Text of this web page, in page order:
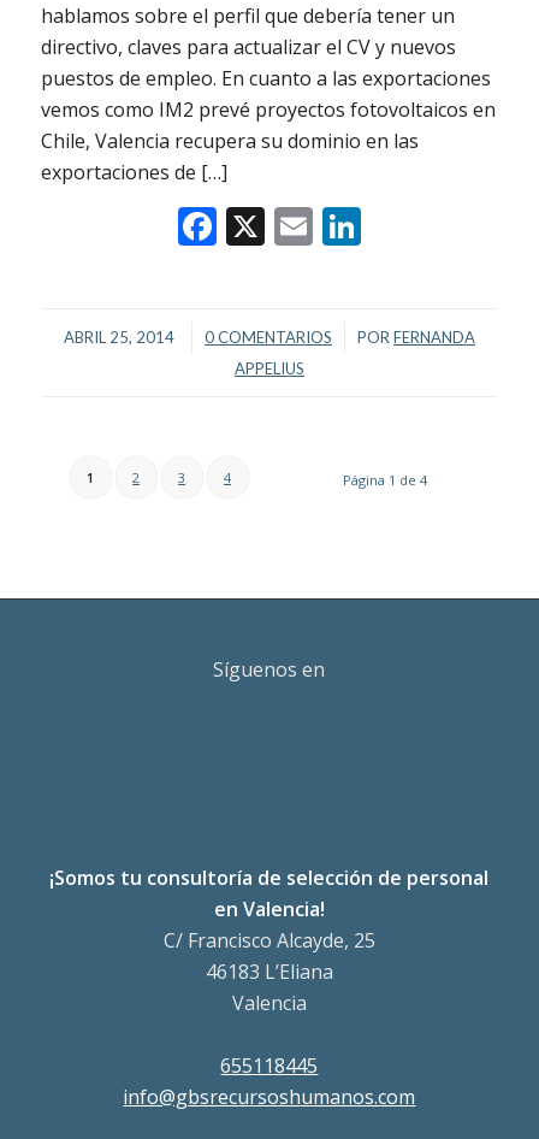
hablamos sobre el perfil que debería tener un
directivo, claves para actualizar el CV y nuevos
puestos de empleo. En cuanto a las exportaciones
vemos como IM2 prevé proyectos fotovoltaicos en
Chile, Valencia recupera su dominio en las
exportaciones de […]
Facebook
X EmailLinkedIn
ABRIL 25, 2014
/ 0 COMENTARIOS
/ POR FERNANDA
APPELIUS
Página 1 de 4
1 2 3 4
Síguenos en
¡Somos tu consultoría de selección de personal
en Valencia!
C/ Francisco Alcayde, 25
46183 L’Eliana
Valencia
655118445
info@gbsrecursoshumanos.com